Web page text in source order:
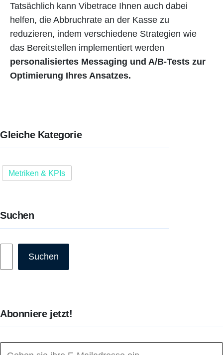
Tatsächlich kann Vibetrace Ihnen auch dabei
helfen, die Abbruchrate an der Kasse zu
reduzieren, indem verschiedene Strategien wie
das Bereitstellen implementiert werden
personalisiertes Messaging und A/B-Tests zur
Optimierung Ihres Ansatzes.
Gleiche Kategorie
Metriken & KPIs
Suchen
Suchen
Abonniere jetzt!